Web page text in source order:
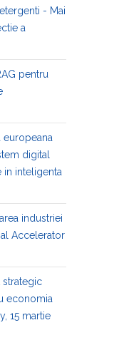
- Mai
a
pentru
europeana
digital
in inteligenta
industriei
Accelerator
strategic
economia
15 martie